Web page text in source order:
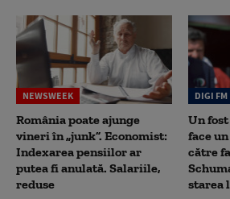
NEWSWEEK
România poate ajunge
vineri în „junk”. Economist:
Indexarea pensiilor ar
putea fi anulată. Salariile,
reduse
DIGI FM
Un
face
către
starea